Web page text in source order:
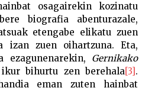
osagairekin kozinatu
biografia abenturazale,
etengabe elikatu zuen
izan zuen oihartzuna. Eta,
ezagunenarekin, Gernikako
bihurtu zen berehala [3] .
eman zuten hainbat